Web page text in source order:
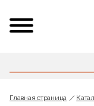
Главная страница